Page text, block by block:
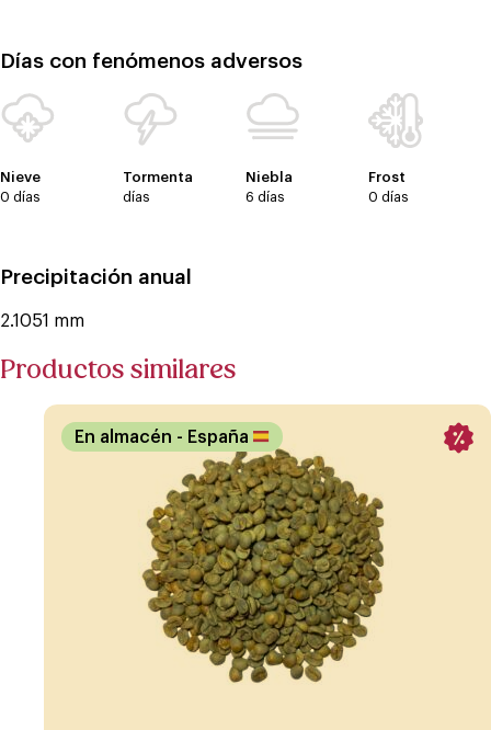
Días con fenómenos adversos
Nieve
0 días
Tormenta
días
Niebla
6 días
Frost
0 días
Precipitación anual
2.1051 mm
Productos similares
En almacén - España